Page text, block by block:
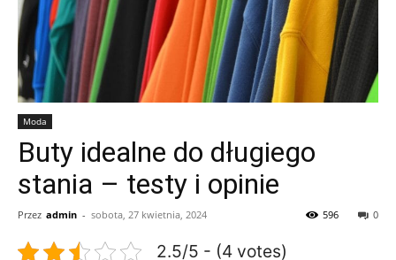
Moda
Buty idealne do długiego
stania – testy i opinie
Przez admin - sobota, 27 kwietnia, 2024 0
596
2.5/5 - (4 votes)